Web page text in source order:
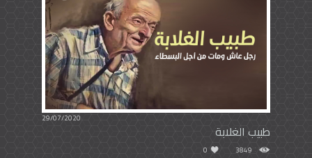
29/07/2020
طبيب الغلابة
3849
0